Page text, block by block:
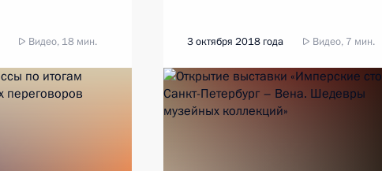
Видео, 18 мин. 3 октября 2018 года Видео, 7 мин.